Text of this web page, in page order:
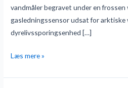
vandmåler begravet under en frossen
gasledningssensor udsat for arktiske
dyrelivssporingsenhed […]
Læs mere »